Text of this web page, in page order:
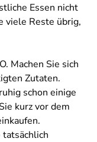
Essen nicht
viele Reste übrig,
Machen Sie sich
Zutaten.
schon einige
kurz vor dem